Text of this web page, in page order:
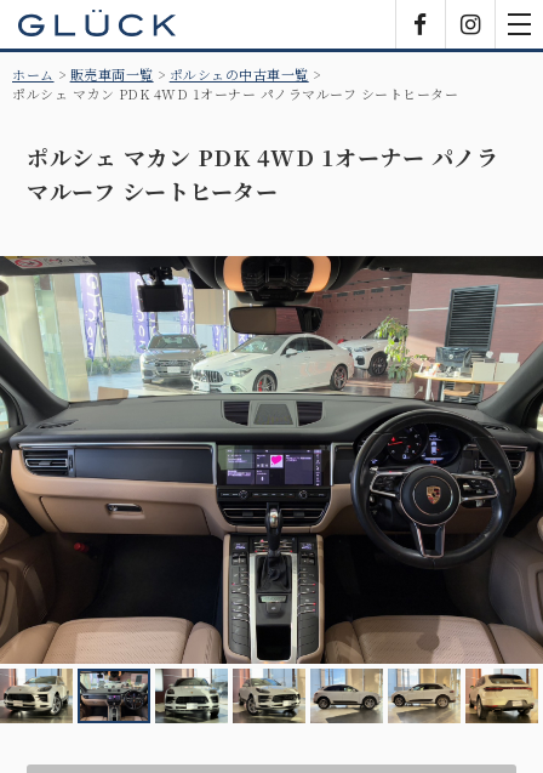
ホーム 販売車両一覧
ポルシェの中古車一覧
ポルシェ マカン PDK 4WD 1オーナー パノラマルーフ シートヒーター
ポルシェ マカン PDK 4WD 1オーナー パノラ
マルーフ シートヒーター